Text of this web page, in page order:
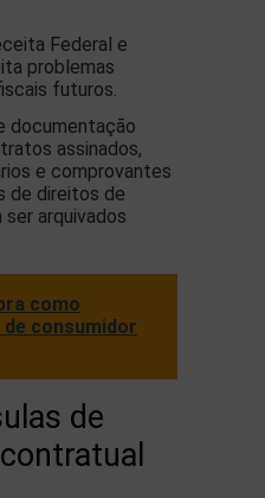
Federal e
problemas
futuros.
documentação
assinados,
e comprovantes
de direitos de
arquivados
como
consumidor
de